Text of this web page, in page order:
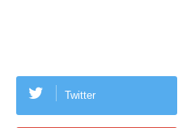
Twitter